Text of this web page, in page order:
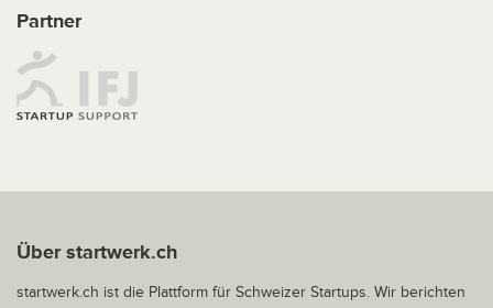
Partner
Über startwerk.ch
startwerk.ch ist die Plattform für Schweizer Startups. Wir berichten